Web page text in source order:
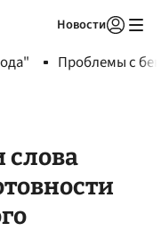
Новости
Проблемы с
слова